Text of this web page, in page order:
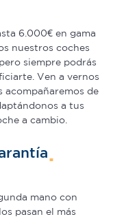
6.000€ en gama
nuestros coches
siempre podrás
Ven a vernos
acompañaremos de
a tus
a cambio.
mano con
pasan el más